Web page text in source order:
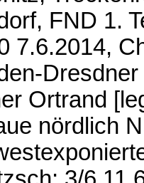
FND 1.
7.6.2014,
Ortrand
nördlich